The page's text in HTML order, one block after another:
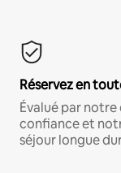
Réservez en
Évalué par
confiance et
séjour longue